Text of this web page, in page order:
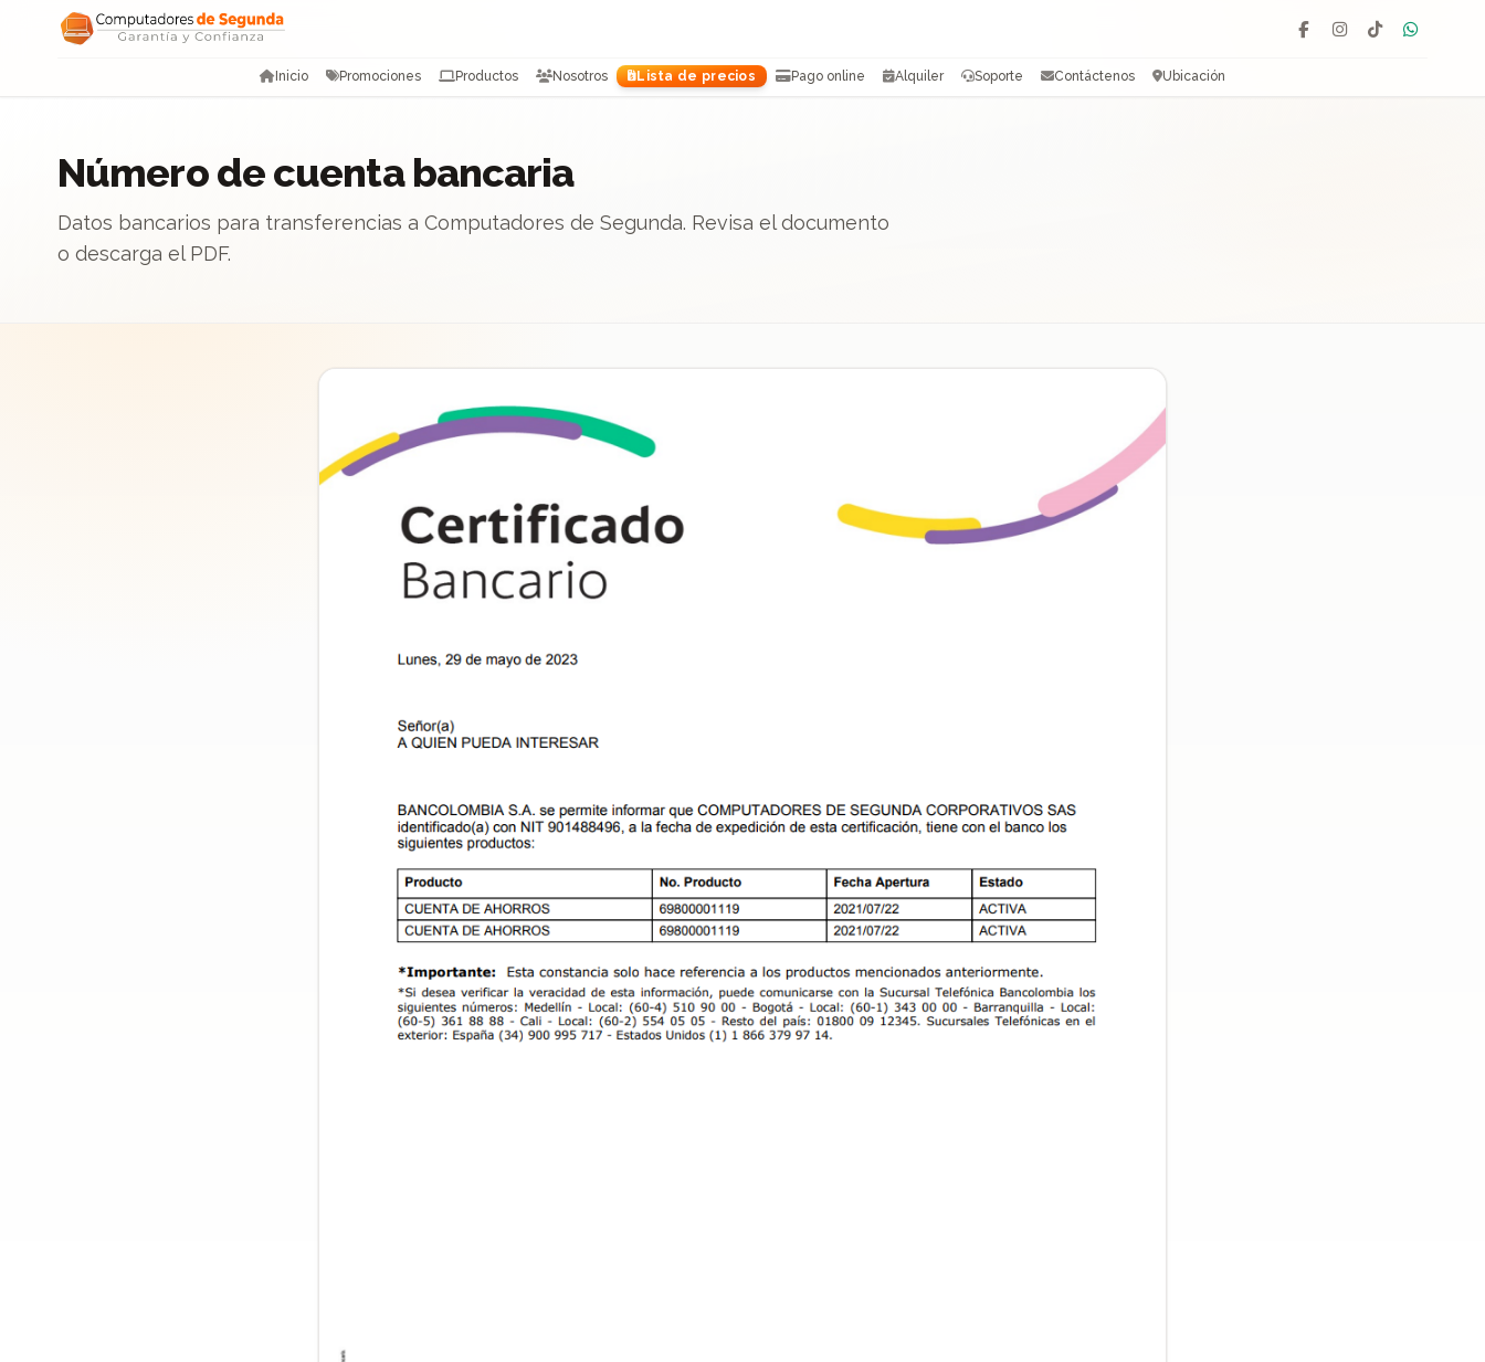
Saltar al contenido
Facebook
Instagram
TikTok
Inicio Promociones Productos Nosotros Lista de precios Pago online Alquiler Soporte Contáctenos Ubicación
Número de cuenta bancaria
Datos bancarios para transferencias a Computadores de Segunda. Revisa el documento
o descarga el PDF.